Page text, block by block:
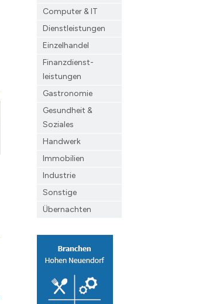
Computer & IT
Dienstleistungen
Einzelhandel
Finanzdienst­
leistungen
Gastronomie
Gesundheit &
Soziales
Handwerk
Immobilien
Industrie
Sonstige
Übernachten